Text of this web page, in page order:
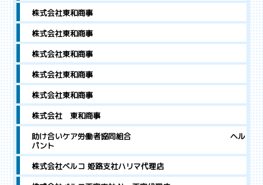
株式会社東和商事
株式会社東和商事
株式会社東和商事
株式会社東和商事
株式会社東和商事
株式会社 東和商事
助け合いケア労働者協同組合 ヘル
パント
株式会社ベルコ 姫路支社ハリマ代理店